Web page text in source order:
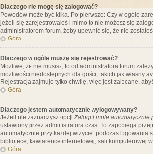
Dlaczego nie mogę się zalogować?
Powodów może być kilka. Po pierwsze: Czy w ogóle
jeżeli się zarejestrowałeś i mimo to nie możesz się
administratorem forum, żeby upewnić się, że nie
Góra
Dlaczego w ogóle muszę się rejestrować?
Możliwe, że nie musisz, to od administratora forum
możliwości niedostępnych dla gości, takich jak własny
Rejestracja zajmuje tylko chwilę, więc jest zalecane,
Góra
Dlaczego jestem automatycznie wylogowywany?
Jeżeli nie zaznaczysz opcji Zaloguj mnie automatycznie
ustawiony przez administratora czas. To zapobiega
automatycznie przy każdej wizycie” podczas logowania
bibliotece, kawiarence internetowej, sali komputerowej
Góra